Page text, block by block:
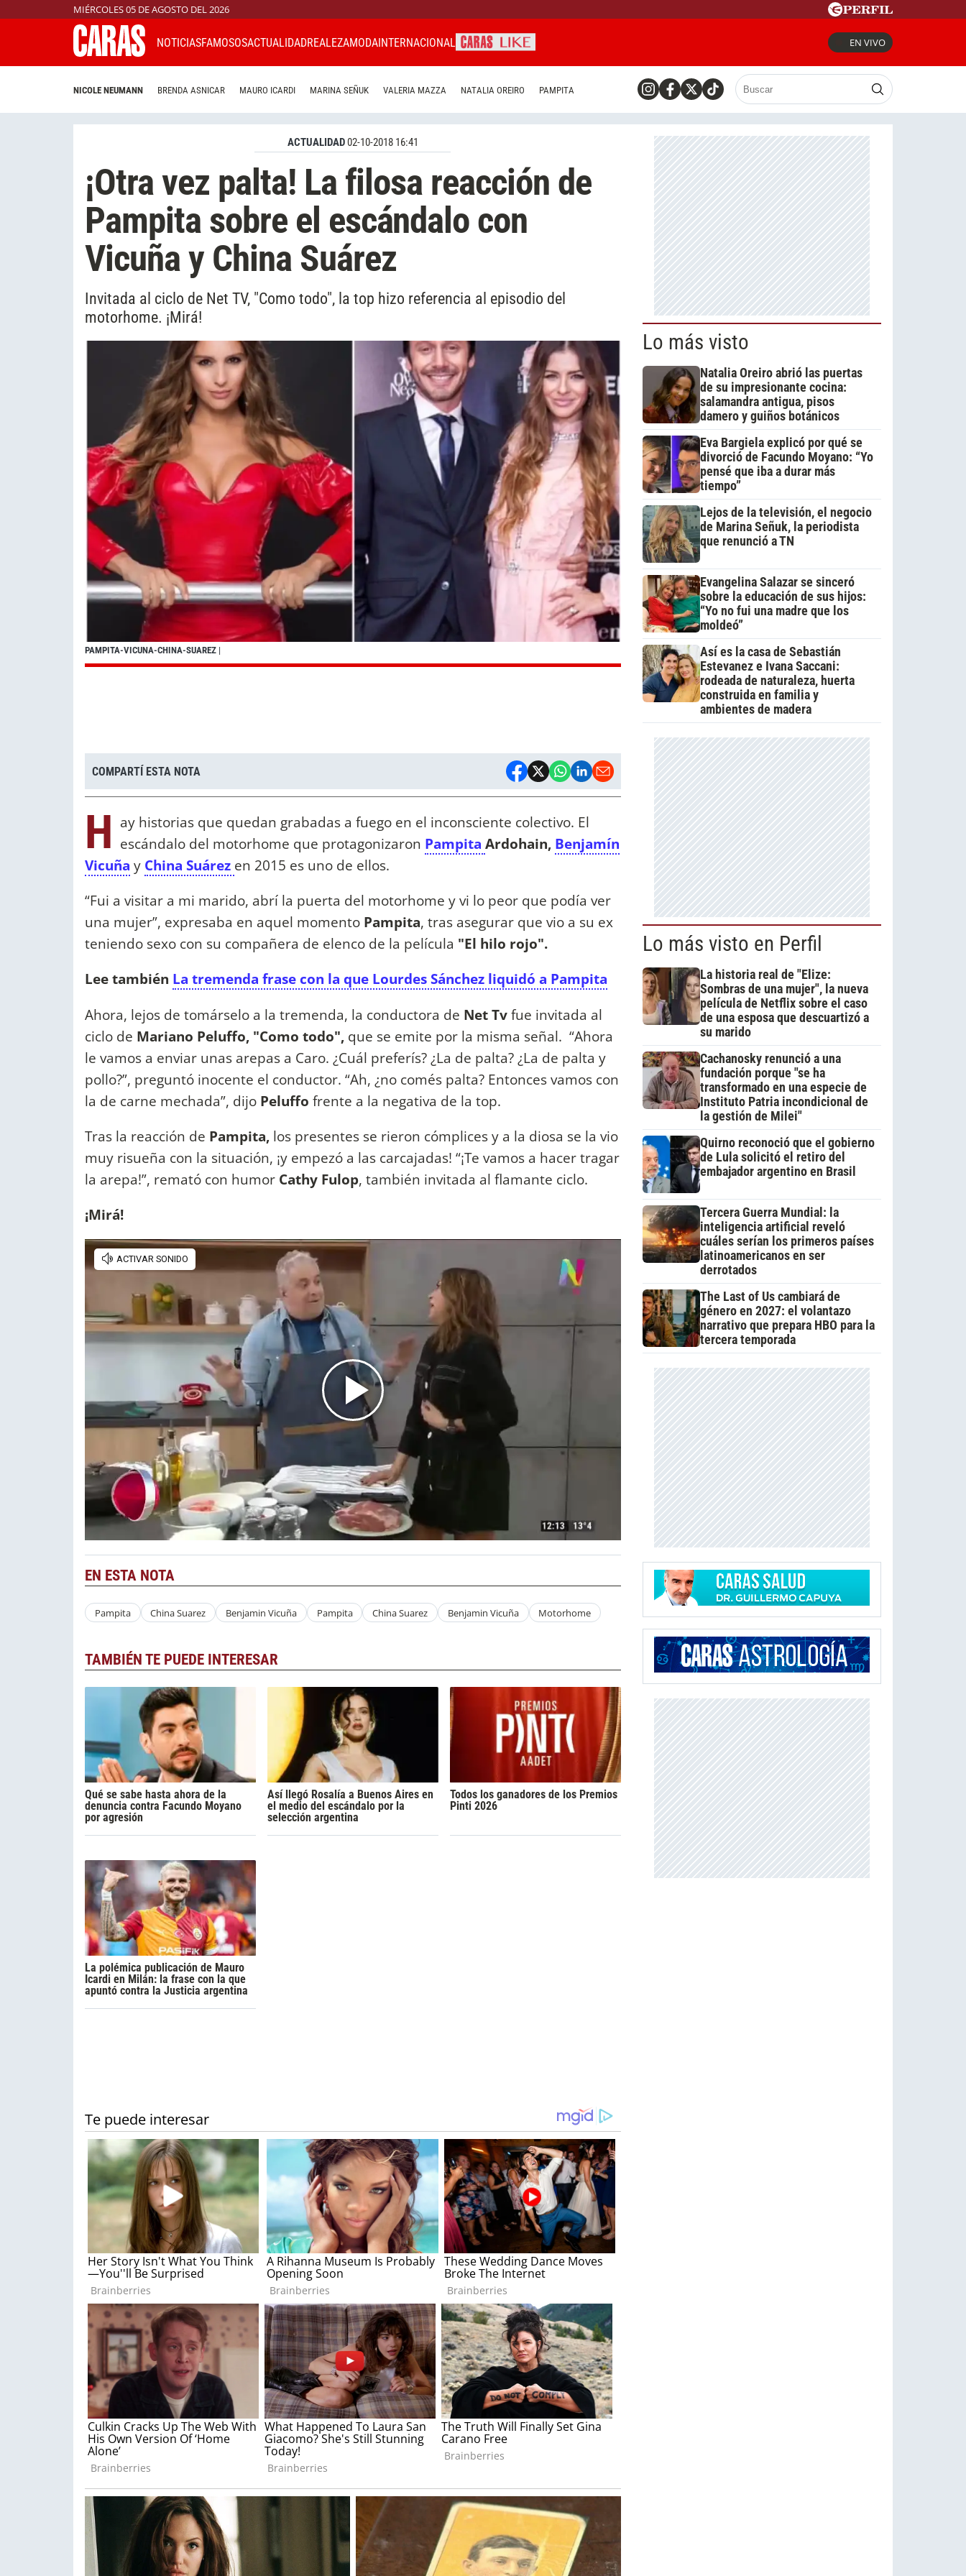
MIÉRCOLES 05 DE AGOSTO DEL 2026
NOTICIASFAMOSOSACTUALIDADREALEZAMODAINTERNACIONAL EN VIVO
NICOLE NEUMANN BRENDA ASNICAR MAURO ICARDI MARINA SEÑUK VALERIA MAZZA NATALIA OREIRO PAMPITA
ACTUALIDAD02-10-2018 16:41
¡Otra vez palta! La filosa reacción de
Pampita sobre el escándalo con
Vicuña y China Suárez
Invitada al ciclo de Net TV, "Como todo", la top hizo referencia al episodio del
motorhome. ¡Mirá!
PAMPITA-VICUNA-CHINA-SUAREZ |
COMPARTÍ ESTA NOTA
H ay historias que quedan grabadas a fuego en el inconsciente colectivo. El
escándalo del motorhome que protagonizaron Pampita Ardohain, Benjamín
Vicuña y China Suárez en 2015 es uno de ellos.
“Fui a visitar a mi marido, abrí la puerta del motorhome y vi lo peor que podía ver
una mujer”, expresaba en aquel momento Pampita, tras asegurar que vio a su ex
teniendo sexo con su compañera de elenco de la película "El hilo rojo".
Lee también La tremenda frase con la que Lourdes Sánchez liquidó a Pampita
Ahora, lejos de tomárselo a la tremenda, la conductora de Net Tvfue invitada al
ciclo de Mariano Peluffo, "Como todo", que se emite por la misma señal. “Ahora
le vamos a enviar unas arepas a Caro. ¿Cuál preferís? ¿La de palta? ¿La de palta y
pollo?”, preguntó inocente el conductor. “Ah, ¿no comés palta? Entonces vamos con
la de carne mechada”, dijo Peluffo frente a la negativa de la top.
Tras la reacción de Pampita, los presentes se rieron cómplices y a la diosa se la vio
muy risueña con la situación, ¡y empezó a las carcajadas! “¡Te vamos a hacer tragar
la arepa!”, remató con humor Cathy Fulop, también invitada al flamante ciclo.
¡Mirá!
EN ESTA NOTA
Pampita China Suarez Benjamin Vicuña Pampita China Suarez Benjamin Vicuña Motorhome
TAMBIÉN TE PUEDE INTERESAR
Qué se sabe hasta ahora de la
denuncia contra Facundo Moyano
por agresión
Así llegó Rosalía a Buenos Aires en
el medio del escándalo por la
selección argentina
Todos los ganadores de los Premios
Pinti 2026
La polémica publicación de Mauro
Icardi en Milán: la frase con la que
apuntó contra la Justicia argentina
Lo más visto
Natalia Oreiro abrió las puertas
de su impresionante cocina:
salamandra antigua, pisos
damero y guiños botánicos
Eva Bargiela explicó por qué se
divorció de Facundo Moyano: “Yo
pensé que iba a durar más
tiempo”
Lejos de la televisión, el negocio
de Marina Señuk, la periodista
que renunció a TN
Evangelina Salazar se sinceró
sobre la educación de sus hijos:
“Yo no fui una madre que los
moldeó”
Así es la casa de Sebastián
Estevanez e Ivana Saccani:
rodeada de naturaleza, huerta
construida en familia y
ambientes de madera
Lo más visto en Perfil
La historia real de "Elize:
Sombras de una mujer", la nueva
película de Netflix sobre el caso
de una esposa que descuartizó a
su marido
Cachanosky renunció a una
fundación porque "se ha
transformado en una especie de
Instituto Patria incondicional de
la gestión de Milei"
Quirno reconoció que el gobierno
de Lula solicitó el retiro del
embajador argentino en Brasil
Tercera Guerra Mundial: la
inteligencia artificial reveló
cuáles serían los primeros países
latinoamericanos en ser
derrotados
The Last of Us cambiará de
género en 2027: el volantazo
narrativo que prepara HBO para la
tercera temporada